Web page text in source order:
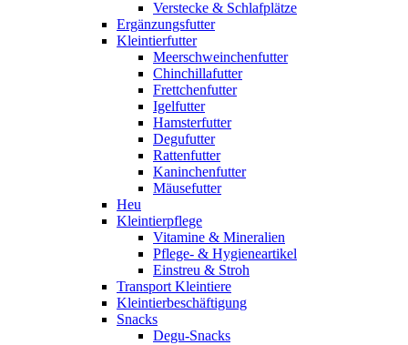
Verstecke & Schlafplätze
Ergänzungsfutter
Kleintierfutter
Meerschweinchenfutter
Chinchillafutter
Frettchenfutter
Igelfutter
Hamsterfutter
Degufutter
Rattenfutter
Kaninchenfutter
Mäusefutter
Heu
Kleintierpflege
Vitamine & Mineralien
Pflege- & Hygieneartikel
Einstreu & Stroh
Transport Kleintiere
Kleintierbeschäftigung
Snacks
Degu-Snacks